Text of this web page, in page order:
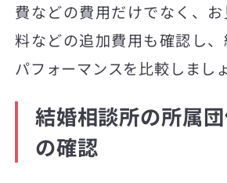
費などの費用だけでなく、
料などの追加費用も確認し
パフォーマンスを比較しましょ
結婚相談所の所属
の確認